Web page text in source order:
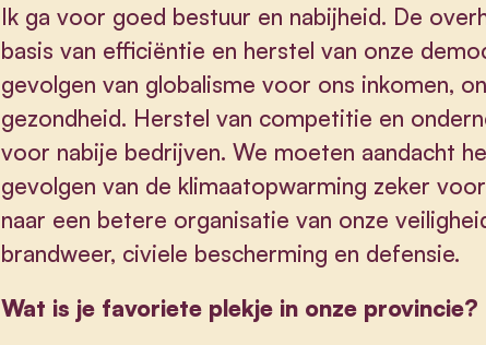
Ik ga voor goed bestuur en nabijheid. De
basis van efficiëntie en herstel van onze
gevolgen van globalisme voor ons inkomen,
gezondheid. Herstel van competitie en
voor nabije bedrijven. We moeten aandacht
gevolgen van de klimaatopwarming zeker
naar een betere organisatie van onze
brandweer, civiele bescherming en defensie.
Wat is je favoriete plekje in onze provincie?